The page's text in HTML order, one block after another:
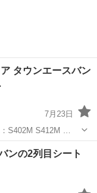
タウンエースバン
7月23日
S402M S412M …
ア、ラック
ンの2列目シート